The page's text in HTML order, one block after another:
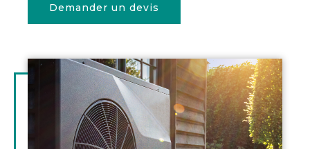
Demander un devis
Illustration
d'introduction